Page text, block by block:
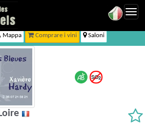
Mappa Comprare i vini Saloni